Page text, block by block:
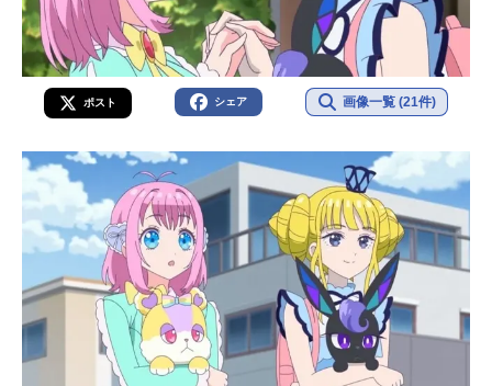
ポスト シェア 画像一覧 (21件)